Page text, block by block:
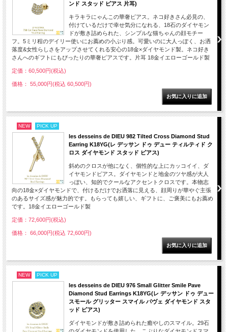
ンド スタッド ピアス 片耳)
キラキラにゃんこの華奢ピアス。ネコ好きさん必見の、
付けているだけで幸せ気分になれる、18石のダイヤモン
ドが敷き詰められた、シンプルな猫ちゃんの顔モチー
フ。5ミリ程のデイリー使いにお薦めの小ぶり感。可愛いのに大人っぽく、お洒
落度&女性らしさをアップさせてくれる安心の18金×ダイヤモンド製。ネコ好き
さんへのギフトにもぴったりの華奢ピアスです。片耳 18金イエローゴールド製
定価：60,500円(税込)
価格： 55,000円(税込 60,500円)
NEW PICK UP
les desseins de DIEU 982 Tilted Cross Diamond Stud
Earring K18YG(レ デッサン ドゥ デュー ティルティド ク
ロス ダイヤモンド スタッド ピアス)
斜めのクロスが他になく、個性的な上にカッコイイ、ダ
イヤモンドピアス。ダイヤモンドと地金のツヤ感が大人
っぽい、知的でクールなアクセントクロスです。本物志
向の18金×ダイヤモンドで、付けるだけでお洒落に見える、顔周りが華やぐ主張
のあるサイズ感が魅力的です。もらっても嬉しい、ギフトに、ご褒美にもお薦め
です。18金イエローゴールド製
定価：72,600円(税込)
価格： 66,000円(税込 72,600円)
NEW PICK UP
les desseins de DIEU 976 Small Glitter Smile Pave
Diamond Stud Earrings K18YG(レ デッサン ドゥ デュー
スモール グリッター スマイル パヴェ ダイヤモンド スタ
ッド ピアス)
ダイヤモンドが敷き詰められた癒やしのスマイル。29石